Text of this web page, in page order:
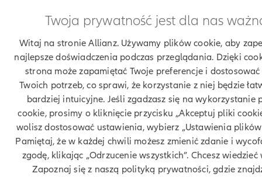
Twoja prywatność jest dla nas
Witaj na stronie Allianz. Używamy plików cookie, aby
najlepsze doświadczenia podczas przeglądania. Dzięki
strona może zapamiętać Twoje preferencje i
Twoich potrzeb, co sprawi, że korzystanie z niej będzie
bardziej intuicyjne. Jeśli zgadzasz się na wykorzystanie
cookie, prosimy o kliknięcie przycisku „Akceptuj pliki
wolisz dostosować ustawienia, wybierz „Ustawienia plików
Pamiętaj, że w każdej chwili możesz zmienić zdanie i
zgodę, klikając „Odrzucenie wszystkich”. Chcesz wiedzieć
Zapoznaj się z naszą polityką prywatności, gdzie